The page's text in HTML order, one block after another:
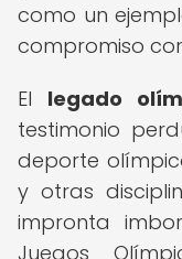
como un
compromiso
El legado
testimonio
deporte
y otras
impronta
Juegos